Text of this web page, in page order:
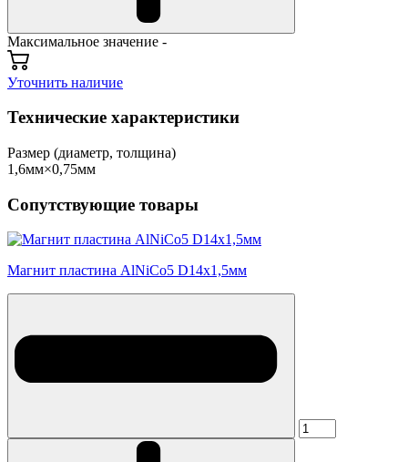
Максимальное значение -
Уточнить наличие
Технические характеристики
Размер (диаметр, толщина)
1,6мм×0,75мм
Сопутствующие товары
Магнит пластина AlNiCo5 D14x1,5мм